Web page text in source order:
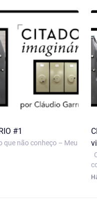
#1
que não conheço – Meu